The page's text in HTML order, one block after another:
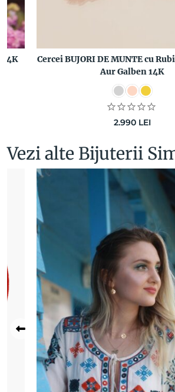
14K
Cercei BUJORI DE MUNTE cu
Aur Galben 14K
2.990 LEI
Vezi alte Bijuterii